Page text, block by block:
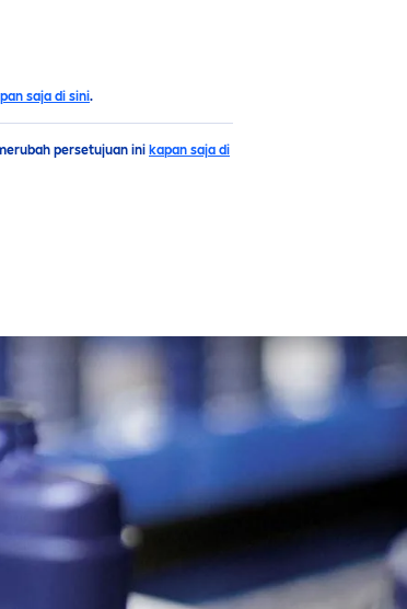
saja di sini.
persetujuan ini kapan saja di